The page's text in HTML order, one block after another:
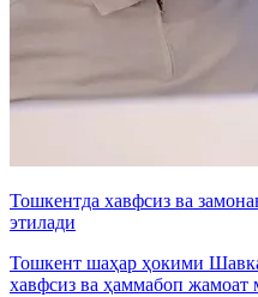
Тошкентда хавфсиз ва
этилади
Тошкент шаҳар ҳокими
хавфсиз ва ҳаммабоп жамоат